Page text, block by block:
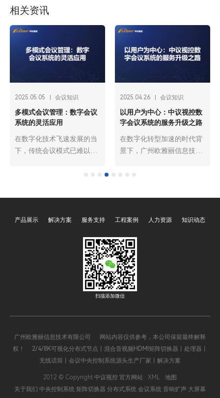
相关资讯
会议知识
户为中心：中议视控数
议系统的服务升级之路
字化转型加速的时代背
，广州欧雅丽信息技术
设施。作为行业领先
中心” 作为服务理念的
2025.04.26 会议知识
小型会议系统与大型会议系
统的配置差异解析
在现代商务与交流活动中，
会议系统的应用极为广泛。
不同，广州欧雅丽信息技术
会议系统可分为小型会议系
配置上存在诸多差异。深入
织机构依据自身情况，精准
构建合适的会议系统。
数字
性化
在信
朝着
仅深
产品展示 解决方案 服务支持 工程案例 人力资源 知识动态
扫描添加微信
广州欧雅丽信息技术有限公司 网站内容仅供参考，本公司保留最终解释
权！ 2/4/8K可视化分布式节点丨混合音视频HDMI矩阵切换器丨处理器丨
无线话筒丨会议中央控制系统源头生产厂家丨解决方案
2012 © Copyright 中议视控 官方网站 XML
地图
关于我们 中央控制系统 矩阵切换器 分布式系统 会议系统 音响扩声 大屏幕